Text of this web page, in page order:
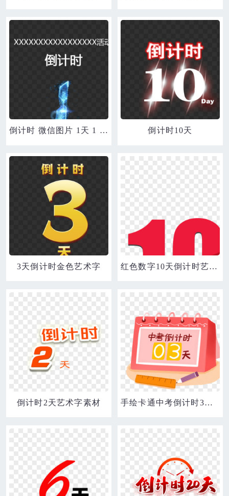
倒计时 微信图片 1天 1 最后一天 倒计时10天
3天倒计时金色艺术字 红色数字10天倒计时艺术字
倒计时2天艺术字素材 手绘卡通中考倒计时3天日历免抠元素